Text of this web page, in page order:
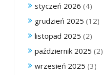
styczeń 2026 (4)
grudzień 2025 (12)
listopad 2025 (2)
październik 2025 (2)
wrzesień 2025 (3)